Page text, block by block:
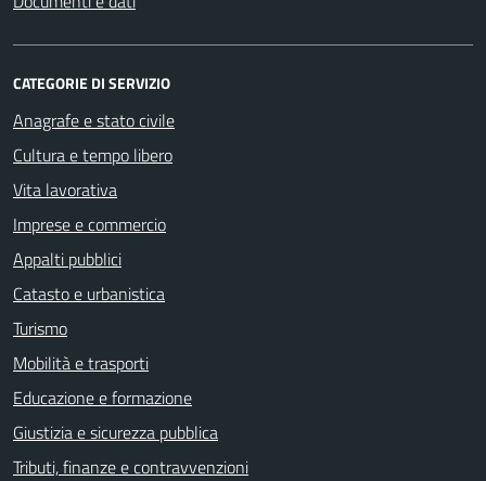
CATEGORIE DI SERVIZIO
Anagrafe e stato civile
Cultura e tempo libero
Vita lavorativa
Imprese e commercio
Appalti pubblici
Catasto e urbanistica
Turismo
Mobilità e trasporti
Educazione e formazione
Giustizia e sicurezza pubblica
Tributi, finanze e contravvenzioni